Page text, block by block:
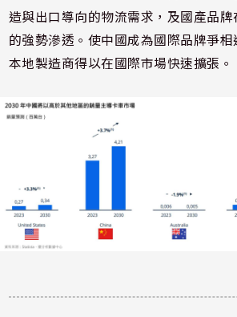
造與出口導向的物流需求，及國產品
的強勢滲透。使中國成為國際品牌爭
本地製造商得以在國際市場快速擴張。